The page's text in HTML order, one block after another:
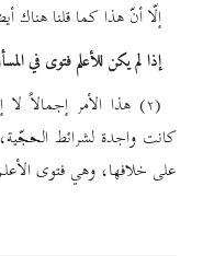
إلّا أنّ هذا كما قلنا هناك
إذا لم يکن للأعلم فتوی في
(۲) هذا الأمر إجمالاً
كانت واجدة لشرائط
على خلافها، وهي فتوى